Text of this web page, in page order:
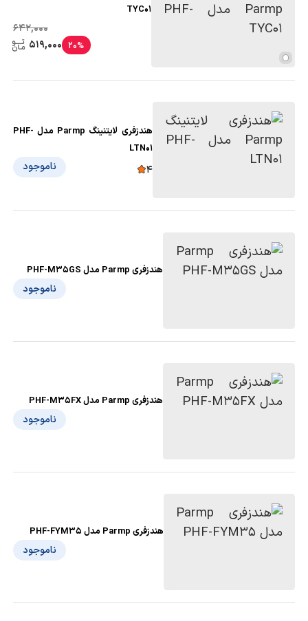
TYC01
642,000
20%
519,000
هندزفری لایتنینگ Parmp مدل PHF-
LTN01
4 ناموجود
هندزفری Parmp مدل PHF-M35GS
ناموجود
هندزفری Parmp مدل PHF-M35FX
ناموجود
هندزفری Parmp مدل PHF-FYM35
ناموجود